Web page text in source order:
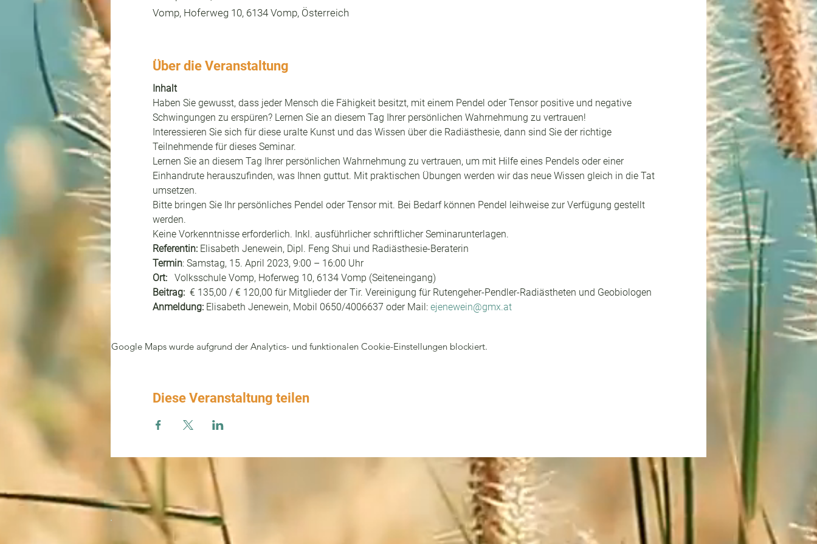
Vomp, Hoferweg 10, 6134 Vomp, Österreich
Über die Veranstaltung
Inhalt
Haben Sie gewusst, dass jeder Mensch die Fähigkeit besitzt, mit einem Pendel oder Tensor positive und negative
Schwingungen zu erspüren? Lernen Sie an diesem Tag Ihrer persönlichen Wahrnehmung zu vertrauen!
Interessieren Sie sich für diese uralte Kunst und das Wissen über die Radiästhesie, dann sind Sie der richtige
Teilnehmende für dieses Seminar.
Lernen Sie an diesem Tag Ihrer persönlichen Wahrnehmung zu vertrauen, um mit Hilfe eines Pendels oder einer
Einhandrute herauszufinden, was Ihnen guttut. Mit praktischen Übungen werden wir das neue Wissen gleich in die Tat
umsetzen.
Bitte bringen Sie Ihr persönliches Pendel oder Tensor mit. Bei Bedarf können Pendel leihweise zur Verfügung gestellt
werden.
Keine Vorkenntnisse erforderlich. Inkl. ausführlicher schriftlicher Seminarunterlagen.
Referentin: Elisabeth Jenewein, Dipl. Feng Shui und Radiästhesie-Beraterin
Termin: Samstag, 15. April 2023, 9:00 – 16:00 Uhr
Ort: Volksschule Vomp, Hoferweg 10, 6134 Vomp (Seiteneingang)
Beitrag: € 135,00 / € 120,00 für Mitglieder der Tir. Vereinigung für Rutengeher-Pendler-Radiästheten und Geobiologen
Anmeldung: Elisabeth Jenewein, Mobil 0650/4006637 oder Mail: ejenewein@gmx.at
Google Maps wurde aufgrund der Analytics- und funktionalen Cookie-Einstellungen blockiert.
Diese Veranstaltung teilen